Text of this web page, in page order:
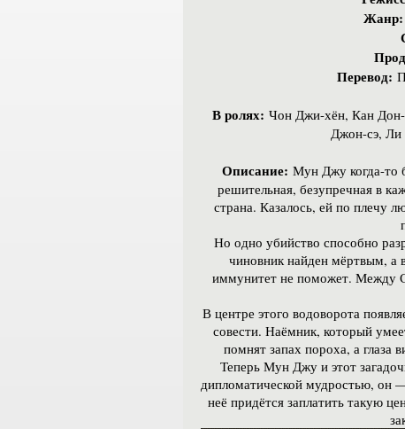
Жанр:
Перевод:
В ролях: Чон Джи-хён, Кан
Джон-сэ,
Описание: Мун Джу когда-то
решительная, безупречная в
страна. Казалось, ей по плечу
Но одно убийство способно
чиновник найден мёртвым, а
иммунитет не поможет. Между
В центре этого водоворота
совести. Наёмник, который
помнят запах пороха, а глаза
Теперь Мун Джу и этот
дипломатической мудростью, он
неё придётся заплатить такую